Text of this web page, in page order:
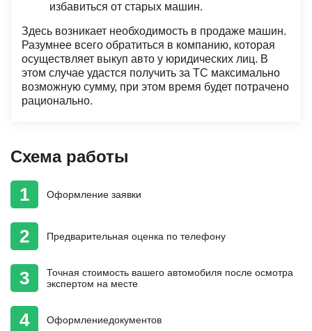
избавиться от старых машин.
Здесь возникает необходимость в продаже машин.
Разумнее всего обратиться в компанию, которая
осуществляет выкуп авто у юридических лиц. В
этом случае удастся получить за ТС максимально
возможную сумму, при этом время будет потрачено
рационально.
Схема работы
1 Оформление заявки
2 Предварительная оценка по телефону
3 Точная стоимость вашего автомобиля после осмотра
экспертом на месте
4 Оформлениедокументов